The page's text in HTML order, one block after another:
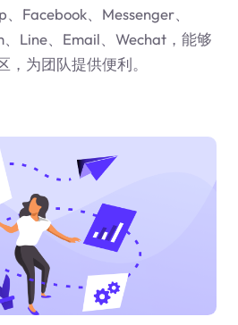
Facebook、Messenger、
Line、Email、Wechat，能够
为团队提供便利。